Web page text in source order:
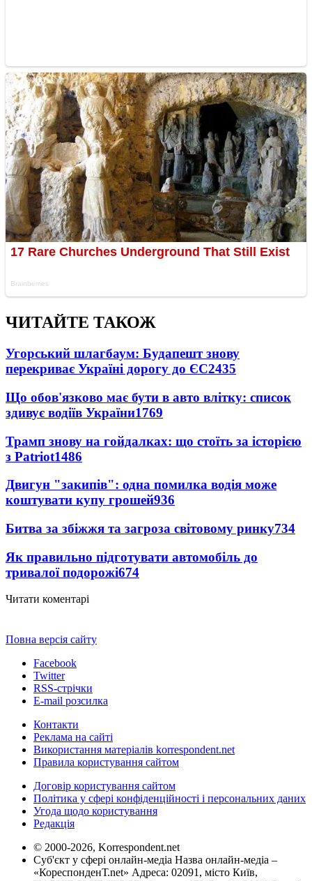
ЧИТАЙТЕ ТАКОЖ
Угорський шлагбаум: Будапешт знову
перекриває Україні дорогу до ЄС2435
Що обов'язково має бути в авто влітку: список
здивує водіїв України1769
Трамп знову на гойдалках: що стоїть за історією
з Patriot1486
Двигун "закипів": одна помилка водія може
коштувати купу грошей936
Битва за збіжжя та загроза світовому ринку734
Як правильно підготувати автомобіль до
тривалої подорожі674
Читати коментарі
Повна версія сайту
Facebook
Twitter
RSS-стрічки
E-mail розсилка
Контакти
Реклама на сайті
Використання матеріалів korrespondent.net
Правила користування сайтом
Договір користування сайтом
Політика у сфері конфіденційності і персональних даних
Угода щодо користування
Редакція
© 2000-2026, Korrespondent.net
Суб'єкт у сфері онлайн-медіа Назва онлайн-медіа –
«КореспонденТ.net» Адреса: 02091, місто Київ,